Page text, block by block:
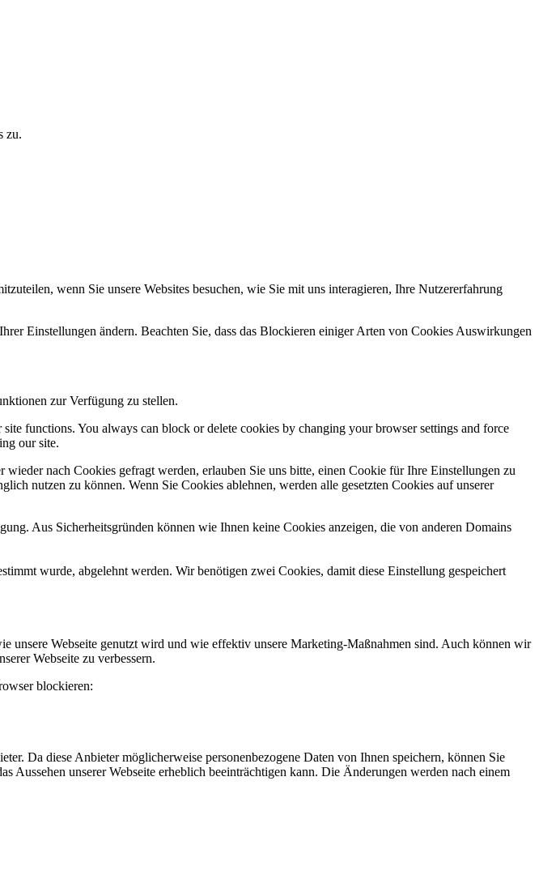
zu.
wenn Sie unsere Websites besuchen, wie Sie mit uns interagieren, Ihre Nutzererfahrung
Einstellungen ändern. Beachten Sie, dass das Blockieren einiger Arten von Cookies Auswirkungen
zur Verfügung zu stellen.
functions. You always can block or delete cookies by changing your browser settings and force
our site.
nach Cookies gefragt werden, erlauben Sie uns bitte, einen Cookie für Ihre Einstellungen zu
nutzen zu können. Wenn Sie Cookies ablehnen, werden alle gesetzten Cookies auf unserer
Aus Sicherheitsgründen können wie Ihnen keine Cookies anzeigen, die von anderen Domains
wurde, abgelehnt werden. Wir benötigen zwei Cookies, damit diese Einstellung gespeichert
unsere Webseite genutzt wird und wie effektiv unsere Marketing-Maßnahmen sind. Auch können wir
Webseite zu verbessern.
blockieren:
Da diese Anbieter möglicherweise personenbezogene Daten von Ihnen speichern, können Sie
Aussehen unserer Webseite erheblich beeinträchtigen kann. Die Änderungen werden nach einem